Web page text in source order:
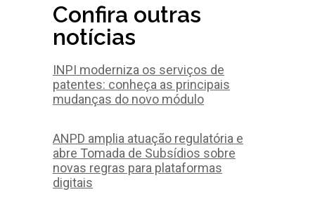
Confira outras
notícias
INPI moderniza os serviços de
patentes: conheça as principais
mudanças do novo módulo
ANPD amplia atuação regulatória e
abre Tomada de Subsídios sobre
novas regras para plataformas
digitais